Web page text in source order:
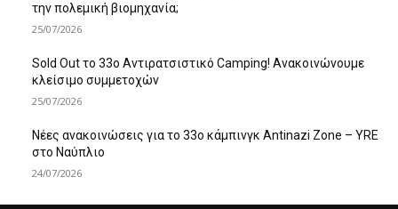
την πολεμική βιομηχανία;
25/07/2026
Sold Out το 33ο Αντιρατσιστικό Camping! Ανακοινώνουμε
κλείσιμο συμμετοχών
25/07/2026
Νέες ανακοινώσεις για το 33ο κάμπινγκ Antinazi Zone – YRE
στο Ναύπλιο
24/07/2026